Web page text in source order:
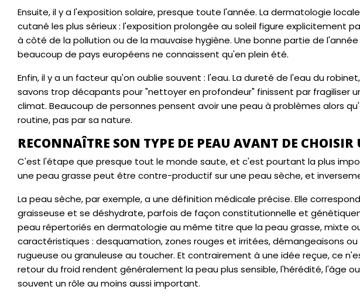
Ensuite, il y a l'exposition solaire, presque toute l'année. La dermatologie
cutané les plus sérieux : l'exposition prolongée au soleil figure explicitement
à côté de la pollution ou de la mauvaise hygiène. Une bonne partie de
beaucoup de pays européens ne connaissent qu'en plein été.
Enfin, il y a un facteur qu'on oublie souvent : l'eau. La dureté de l'eau du
savons trop décapants pour "nettoyer en profondeur" finissent par fragiliser
climat. Beaucoup de personnes pensent avoir une peau à problèmes alors
routine, pas par sa nature.
RECONNAÎTRE SON TYPE DE PEAU AVANT DE
C'est l'étape que presque tout le monde saute, et c'est pourtant la plus
une peau grasse peut être contre-productif sur une peau sèche, et
La peau sèche, par exemple, a une définition médicale précise. Elle
graisseuse et se déshydrate, parfois de façon constitutionnelle et
peau répertoriés en dermatologie au même titre que la peau grasse, mixte
caractéristiques : desquamation, zones rouges et irritées, démangeaisons
rugueuse ou granuleuse au toucher. Et contrairement à une idée reçue, ce
retour du froid rendent généralement la peau plus sensible, l'hérédité, l'âge
souvent un rôle au moins aussi important.